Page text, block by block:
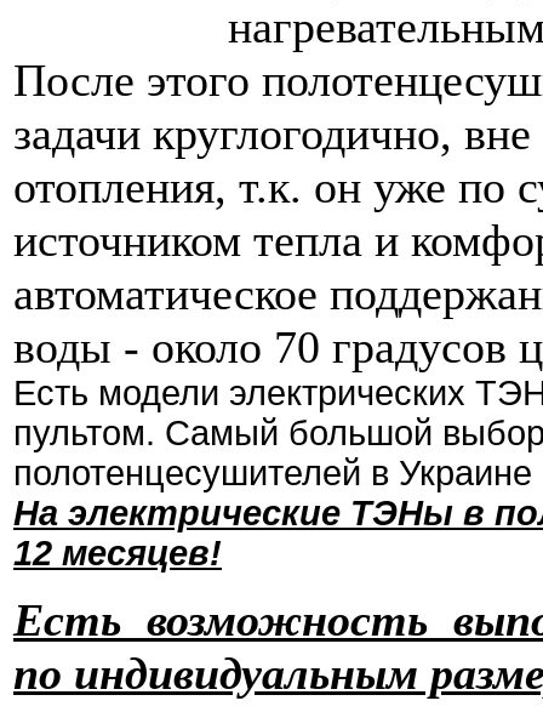
После этого
задачи круглогодично,
отопления, т.к. он уже по
источником тепла и
автоматическое
воды - около 70 градусов
Есть модели электрических
пультом. Самый большой
полотенцесушителей в
На электрические ТЭНы в
12 месяцев!
Есть возможность
по индивидуальным